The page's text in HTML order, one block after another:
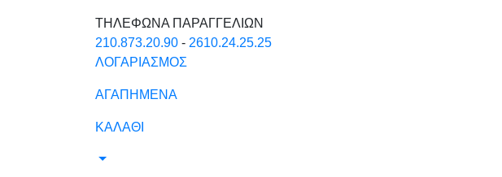
ΤΗΛΕΦΩΝΑ ΠΑΡΑΓΓΕΛΙΩΝ
210.873.20.90 - 2610.24.25.25
ΛΟΓΑΡΙΑΣΜΟΣ
ΑΓΑΠΗΜΕΝΑ
ΚΑΛΑΘΙ